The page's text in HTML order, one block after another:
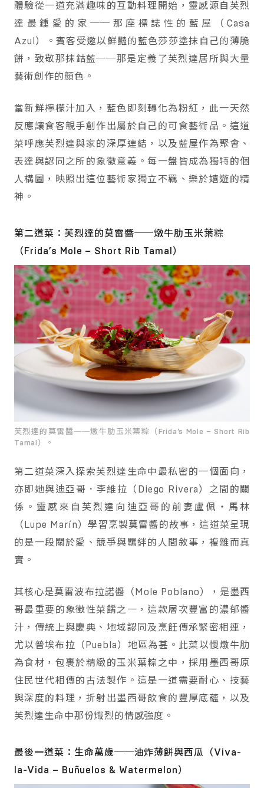
體驗從一道充滿趣味的互動料理開始，靈感源自芙烈
達最鍾愛的家──那座標誌性的藍屋（Casa
Azul）。賓客受邀以鮮豔的藍色莎莎塗抹自己的薄脆
餅，致敬那抹鈷藍──那是定義了芙烈達居所與大量
藝術創作的顏色。
當新鮮檸檬汁加入，藍色即刻轉化為粉紅，此一天然
反應讓食客親手創作出屬於自己的可食藝術品。這道
菜呼應芙烈達與家的深厚連結，以及藍屋作為聚會、
表達與認同之所的象徵意義。每一盤皆成為獨特的個
人構圖，映照出這位藝術家獨立不羈、樂於嬉遊的精
神。
第二道菜：芙烈達的莫雷醬──燉牛肋玉米葉粽
（Frida’s Mole – Short Rib Tamal）
芙烈達的莫雷醬──燉牛肋玉米葉粽（Frida’s Mole – Short Rib
Tamal）。
第二道菜深入探索芙烈達生命中最私密的一個面向，
亦即她與迪亞哥．李維拉（Diego Rivera）之間的關
係。靈感來自芙烈達向迪亞哥的前妻盧佩・馬林
（Lupe Marín）學習烹製莫雷醬的故事，這道菜呈現
的是一段關於愛、競爭與羈絆的人間敘事，複雜而真
實。
其核心是莫雷波布拉諾醬（Mole Poblano），是墨西
哥最重要的象徵性菜餚之一，這款層次豐富的濃郁醬
汁，傳統上與慶典、地域認同及烹飪傳承緊密相連，
尤以普埃布拉（Puebla）地區為甚。此菜以慢燉牛肋
為食材，包裹於精緻的玉米葉粽之中，採用墨西哥原
住民世代相傳的古法製作。這是一道需要耐心、技藝
與深度的料理，折射出墨西哥飲食的豐厚底蘊，以及
芙烈達生命中那份熾烈的情感強度。
最後一道菜：生命萬歲──油炸薄餅與西瓜（Viva-
la-Vida – Buñuelos & Watermelon）